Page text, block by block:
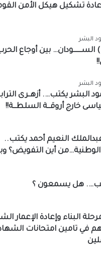
تشكيل هيكل الأمن
الســــــــودان… بين أوجاع
يكتب…. أزهــرى
خارج أروقـــة السلطـــة!!
النعيم أحمد يكتب..
أين التفويض؟
هل يسمعون ؟
البناء وإعادة الإعمار
في تامين امتحانات